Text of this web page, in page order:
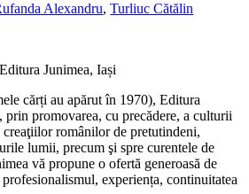
Alexandru,Turliuc Cătălin
cărți au apărut în 1970), Editura
prin promovarea, cu precădere, a culturii
creaţiilor românilor de pretutindeni,
lumii, precum şi spre curentele de
vă propune o ofertă generoasă de
experiența, continuitatea